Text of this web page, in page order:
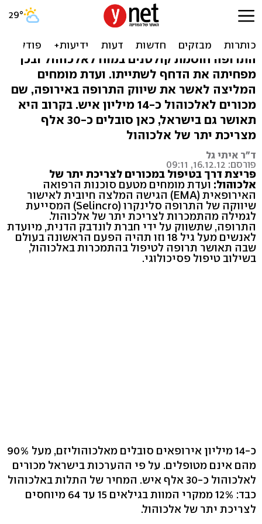
לראשונה בעולם: תרופה
להפחתת שימוש באלכוהול
התרופה חוסמת קולטנים במוח לאלכוהול ובכך
מפחיתה את הדחף לשתייתו. ועדת מומחים
המליצה לאשר את שיווק התרופה באירופה, שם
מכורים לאלכוהול כ-14 מיליון איש. בקרוב היא
תאושר גם בישראל, כאן סובלים כ-30 אלף
מצריכת יתר של אלכוהול
ד"ר איתי גל
פורסם: 16.12.12, 09:11
פריצת דרך בטיפול במכורים לצריכת יתר של
אלכוהול: ועדת מומחים מטעם סוכנות הרפואה
האירופאית (EMA) הגישה המלצה חיובית לאישור
שיווקה של התרופה סלינקרו (Selincro) המסייעת
לגמילה מהתמכרות לצריכת יתר של אלכוהול.
התרופה, שתשווק על ידי חברת לונדבק הדנית, מיועדת
לאנשים מעל גיל 18 וזו תהיה הפעם הראשונה בעולם
שבה תאושר תרופה לטיפול בהתמכרות באלכוהול,
בשילוב טיפול פסיכולוגי.
כ-14 מיליון אירופאים סובלים מאלכוהוליזם, מעל 90%
מהם אינם מטופלים. על פי ההערכות בישראל מכורים
לאלכוהול כ-30 אלף איש. המחיר של התלות באלכוהול
כבד: 12% ממקרי המוות בגילאים 15 עד 64 מיוחסים
לצריכת יתר של אלכוהול.